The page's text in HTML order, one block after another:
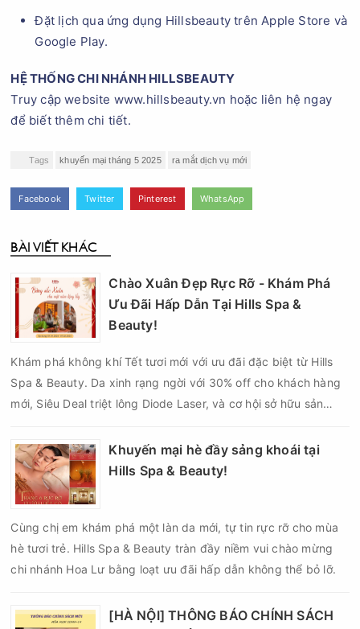
Đặt lịch qua ứng dụng Hillsbeauty trên Apple Store và
Google Play.
HỆ THỐNG CHI NHÁNH HILLSBEAUTY
Truy cập website www.hillsbeauty.vn hoặc liên hệ ngay
để biết thêm chi tiết.
Tags khuyến mại tháng 5 2025 ra mắt dịch vụ mới
Facebook Twitter Pinterest WhatsApp
BÀI VIẾT KHÁC
Chào Xuân Đẹp Rực Rỡ - Khám Phá
Ưu Đãi Hấp Dẫn Tại Hills Spa &
Beauty!
Khám phá không khí Tết tươi mới với ưu đãi đặc biệt từ Hills
Spa & Beauty. Da xinh rạng ngời với 30% off cho khách hàng
mới, Siêu Deal triệt lông Diode Laser, và cơ hội sở hữu sản
năng lượng với chăm sóc chất lượng từ chuyên gia làm đẹp tại
Hills Spa & Beauty. Đặt lịch ngay để không bỏ lỡ ưu đãi và
quà tặng độc đáo!
Khuyến mại hè đầy sảng khoái tại
Hills Spa & Beauty!
Cùng chị em khám phá một làn da mới, tự tin rực rỡ cho mùa
hè tươi trẻ. Hills Spa & Beauty tràn đầy niềm vui chào mừng
chi nhánh Hoa Lư bằng loạt ưu đãi hấp dẫn không thể bỏ lỡ.
[HÀ NỘI] THÔNG BÁO CHÍNH SÁCH